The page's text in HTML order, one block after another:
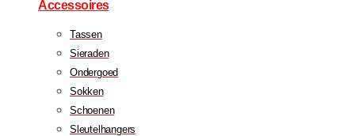
Accessoires
Tassen
Sieraden
Ondergoed
Sokken
Schoenen
Sleutelhangers